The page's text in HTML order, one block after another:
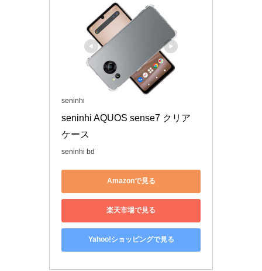
seninhi
seninhi AQUOS sense7 クリア
ケース
seninhi bd
Amazonで見る
楽天市場で見る
Yahoo!ショッピングで見る